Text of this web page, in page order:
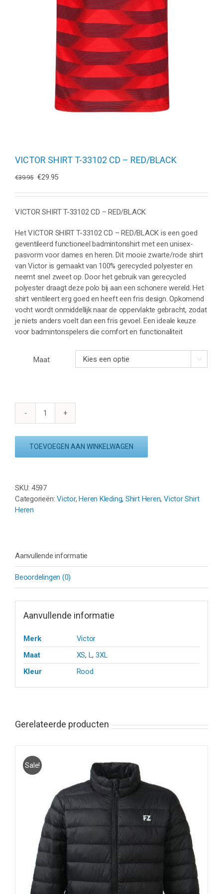
VICTOR SHIRT T-33102 CD – RED/BLACK
€39.95 Oorspronkelijke
was:
€39.95.
€29.95Huidige
is:
€29.95.
VICTOR SHIRT T-33102 CD – RED/BLACK
Het VICTOR SHIRT T-33102 CD – RED/BLACK is een goed
geventileerd functioneel badmintonshirt met een unisex-
pasvorm voor dames en heren. Dit mooie zwarte/rode shirt
van Victor is gemaakt van 100% gerecycled polyester en
neemt snel zweet op. Door het gebruik van gerecycled
polyester draagt deze polo bij aan een schonere wereld. Het
shirt ventileert erg goed en heeft een fris design. Opkomend
vocht wordt onmiddellijk naar de oppervlakte gebracht, zodat
je niets anders voelt dan een fris gevoel. Een ideale keuze
voor badmintonspelers die comfort en functionaliteit
Maat 
VICTOR
33102
RED/BLACK
aantal
TOEVOEGEN AAN WINKELWAGEN
SKU: 4597
Categorieën:Victor, Heren Kleding, Shirt Heren,Victor Shirt
Heren
Aanvullende informatie
Beoordelingen (0)
Aanvullende informatie
Merk
Victor
Maat
XS, L, 3XL
Kleur
Rood
Gerelateerde producten
Sale!